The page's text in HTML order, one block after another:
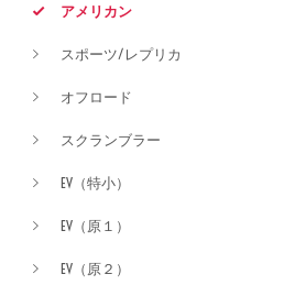
アメリカン
スポーツ/レプリカ
オフロード
スクランブラー
EV（特小）
EV（原１）
EV（原２）